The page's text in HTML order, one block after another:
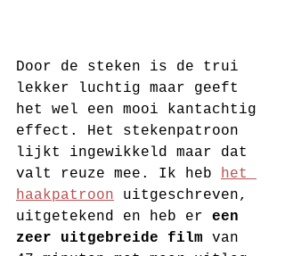
Door de steken is de trui
lekker luchtig maar geeft
het wel een mooi kantachtig
effect. Het stekenpatroon
lijkt ingewikkeld maar dat
valt reuze mee. Ik heb het
haakpatroon uitgeschreven,
uitgetekend en heb er een
zeer uitgebreide film van